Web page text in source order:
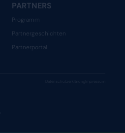
PARTNERS
Programm
Partnergeschichten
Partnerportal